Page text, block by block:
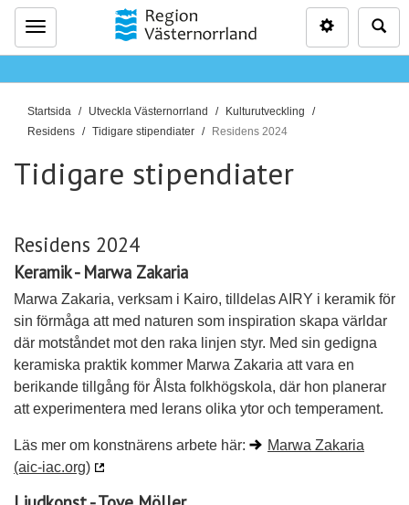
Meny
D
u
r
r
:
Startsida Utveckla Västernorrland
Kulturutveckling
Residens
Tidigare stipendiater Residens 2024
Tidigare stipendiater
Residens 2024
Keramik - Marwa Zakaria
Marwa Zakaria, verksam i Kairo, tilldelas AIRY i keramik för
sin förmåga att med naturen som inspiration skapa världar
där motståndet mot den raka linjen styr. Med sin gedigna
keramiska praktik kommer Marwa Zakaria att vara en
berikande tillgång för Ålsta folkhögskola, där hon planerar
att experimentera med lerans olika ytor och temperament.
Läs mer om konstnärens arbete här:
Marwa Zakaria
(aic-iac.org)